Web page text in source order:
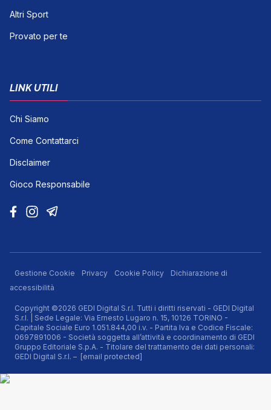
Altri Sport
Provato per te
LINK UTILI
Chi Siamo
Come Contattarci
Disclaimer
Gioco Responsabile
Gestione Cookie Privacy Cookie Policy
Dichiarazione di
accessibilità
Copyright ©2026 GEDI Digital S.r.l. Tutti i diritti riservati - GEDI Digital
S.r.l. | Sede Legale: Via Ernesto Lugaro n. 15, 10126 TORINO -
Capitale Sociale Euro 1.051.844,00 i.v. - Partita Iva e Codice Fiscale:
0697891006 - Società soggetta all’attività e coordinamento di GEDI
Gruppo Editoriale S.p.A. - Titolare del trattamento dei dati personali:
GEDI Digital S.r.l. – [email protected]